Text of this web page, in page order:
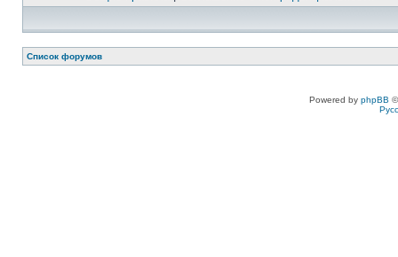
Список форумов
Powered by phpBB